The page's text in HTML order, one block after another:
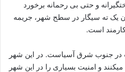
و حتی بی رحمانه برخورد
یک ته سیگار در سطح شهر، جریمه
است.
در جنوب شرق آسیاست. در این شهر
و امنیت بسیاری را در این شهر